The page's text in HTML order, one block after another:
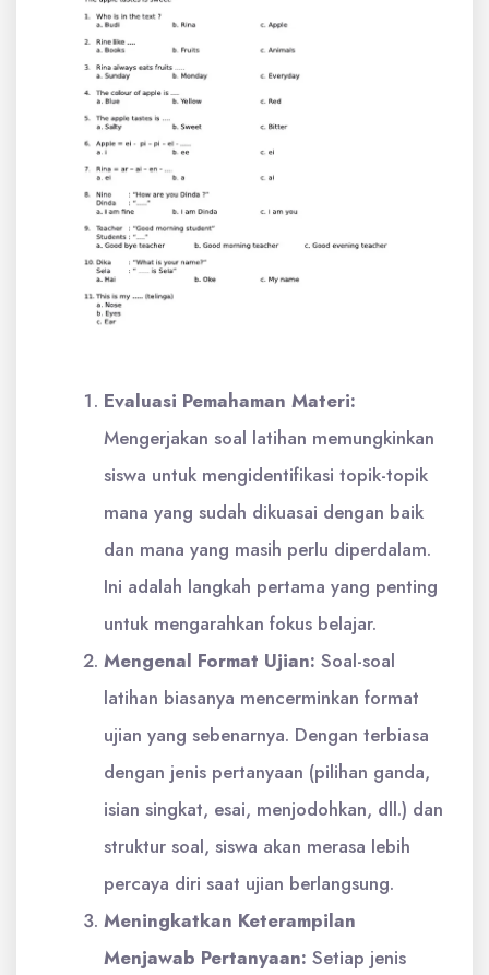
Evaluasi Pemahaman Materi:
Mengerjakan soal latihan memungkinkan
siswa untuk mengidentifikasi topik-topik
mana yang sudah dikuasai dengan baik
dan mana yang masih perlu diperdalam.
Ini adalah langkah pertama yang penting
untuk mengarahkan fokus belajar.
Mengenal Format Ujian: Soal-soal
latihan biasanya mencerminkan format
ujian yang sebenarnya. Dengan terbiasa
dengan jenis pertanyaan (pilihan ganda,
isian singkat, esai, menjodohkan, dll.) dan
struktur soal, siswa akan merasa lebih
percaya diri saat ujian berlangsung.
Meningkatkan Keterampilan
Menjawab Pertanyaan: Setiap jenis